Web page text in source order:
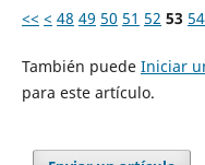
<< < 48 49 50 51 52 53 54
También puede Iniciar
para este artículo.